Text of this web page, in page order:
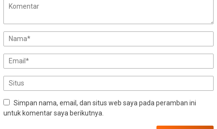
Simpan nama, email, dan situs web saya pada peramban ini
untuk komentar saya berikutnya.